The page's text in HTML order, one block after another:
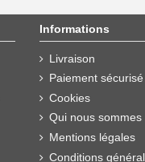
Informations
Livraison
Paiement sécurisé
Cookies
Qui nous sommes
Mentions légales
Conditions